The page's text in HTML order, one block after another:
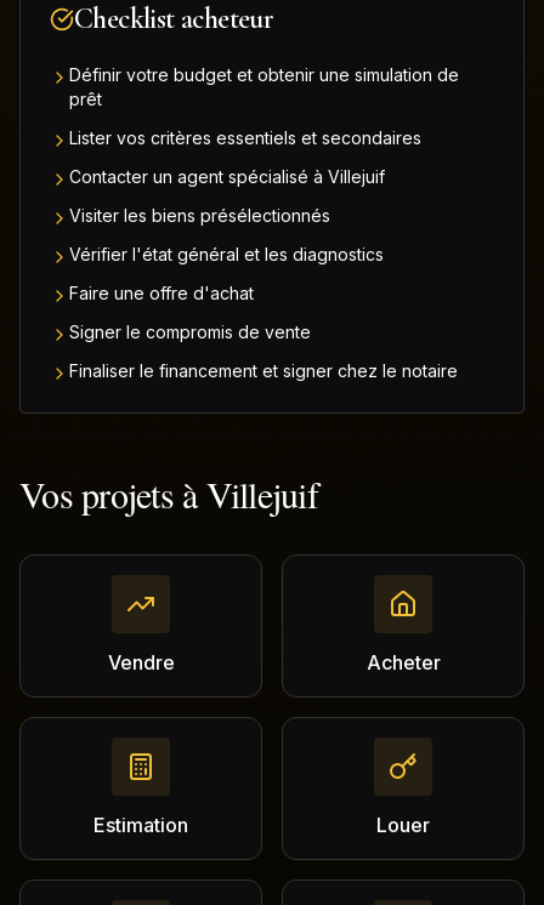
Checklist acheteur
Définir votre budget et obtenir une simulation de
prêt
Lister vos critères essentiels et secondaires
Contacter un agent spécialisé à Villejuif
Visiter les biens présélectionnés
Vérifier l'état général et les diagnostics
Faire une offre d'achat
Signer le compromis de vente
Finaliser le financement et signer chez le notaire
Vos projets àVillejuif
Vendre Acheter
Estimation Louer